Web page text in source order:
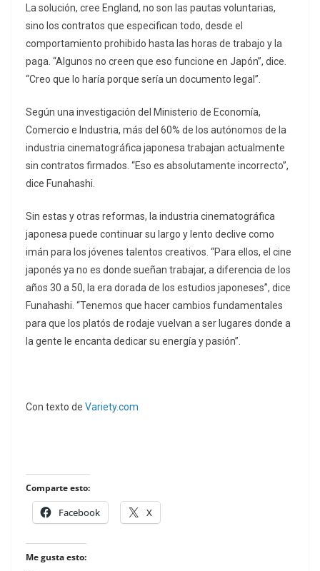
La solución, cree England, no son las pautas voluntarias,
sino los contratos que especifican todo, desde el
comportamiento prohibido hasta las horas de trabajo y la
paga. “Algunos no creen que eso funcione en Japón”, dice.
“Creo que lo haría porque sería un documento legal”.
Según una investigación del Ministerio de Economía,
Comercio e Industria, más del 60% de los autónomos de la
industria cinematográfica japonesa trabajan actualmente
sin contratos firmados. “Eso es absolutamente incorrecto”,
dice Funahashi.
Sin estas y otras reformas, la industria cinematográfica
japonesa puede continuar su largo y lento declive como
imán para los jóvenes talentos creativos. “Para ellos, el cine
japonés ya no es donde sueñan trabajar, a diferencia de los
años 30 a 50, la era dorada de los estudios japoneses”, dice
Funahashi. “Tenemos que hacer cambios fundamentales
para que los platós de rodaje vuelvan a ser lugares donde a
la gente le encanta dedicar su energía y pasión”.
Con texto de Variety.com
Comparte esto:
Facebook X
Me gusta esto: